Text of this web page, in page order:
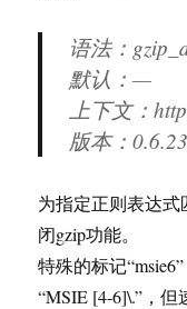
语法：
默认：—
上下文：
版本：
为指定正则表达式
闭gzip功能。
特殊的标记
“MSIE [4-6]\.”，